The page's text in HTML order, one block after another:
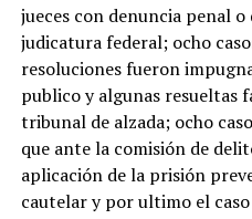
jueces con denuncia penal
judicatura federal; ocho
resoluciones fueron
publico y algunas resueltas
tribunal de alzada; ocho
que ante la comisión de
aplicación de la prisión
cautelar y por ultimo el